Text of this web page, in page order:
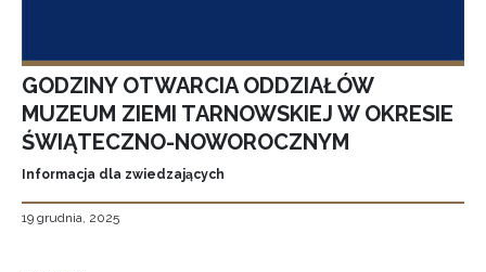
GODZINY OTWARCIA ODDZIAŁÓW
MUZEUM ZIEMI TARNOWSKIEJ W OKRESIE
ŚWIĄTECZNO-NOWOROCZNYM
Informacja dla zwiedzających
19 grudnia, 2025